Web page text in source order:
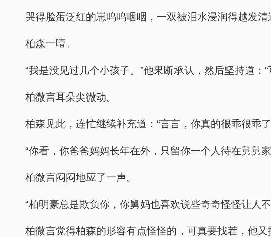
哭得脸蛋泛红的崽呜呜咽咽，一双被泪水浸润得越发
柏森一噎。
“我是没见过几个小孩子。”他果断承认，然后坚持道：
柏微言耳朵尖微动。
柏森见此，连忙继续补充道：“言言，你真的很乖很乖
“你看，你爸爸妈妈长年在外，只留你一个人待在舅舅
柏微言闷闷地应了一声。
“柏明豪总是欺负你，你舅妈也喜欢说些奇奇怪怪让人
柏微言觉得柏森的形容有点怪怪的，可真要找茬，他